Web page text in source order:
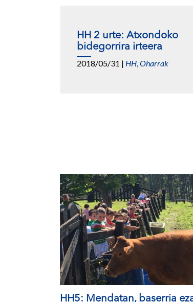
HH 2 urte: Atxondoko
bidegorrira irteera
2018/05/31 | HH,Oharrak
HH5: Mendatan, baserria